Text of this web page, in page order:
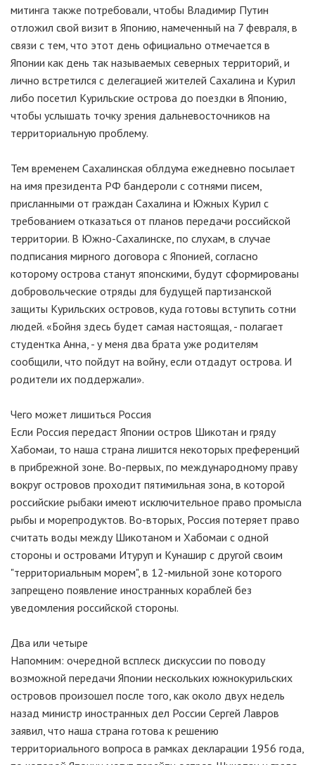
митинга также потребовали, чтобы Владимир Путин
отложил свой визит в Японию, намеченный на 7 февраля, в
связи с тем, что этот день официально отмечается в
Японии как день так называемых северных территорий, и
лично встретился с делегацией жителей Сахалина и Курил
либо посетил Курильские острова до поездки в Японию,
чтобы услышать точку зрения дальневосточников на
территориальную проблему.
Тем временем Сахалинская облдума ежедневно посылает
на имя президента РФ бандероли с сотнями писем,
присланными от граждан Сахалина и Южных Курил с
требованием отказаться от планов передачи российской
территории. В Южно-Сахалинске, по слухам, в случае
подписания мирного договора с Японией, согласно
которому острова станут японскими, будут сформированы
добровольческие отряды для будущей партизанской
защиты Курильских островов, куда готовы вступить сотни
людей. «Бойня здесь будет самая настоящая, - полагает
студентка Анна, - у меня два брата уже родителям
сообщили, что пойдут на войну, если отдадут острова. И
родители их поддержали».
Чего может лишиться Россия
Если Россия передаст Японии остров Шикотан и гряду
Хабомаи, то наша страна лишится некоторых преференций
в прибрежной зоне. Во-первых, по международному праву
вокруг островов проходит пятимильная зона, в которой
российские рыбаки имеют исключительное право промысла
рыбы и морепродуктов. Во-вторых, Россия потеряет право
считать воды между Шикотаном и Хабомаи с одной
стороны и островами Итуруп и Кунашир с другой своим
"территориальным морем", в 12-мильной зоне которого
запрещено появление иностранных кораблей без
уведомления российской стороны.
Два или четыре
Напомним: очередной всплеск дискуссии по поводу
возможной передачи Японии нескольких южнокурильских
островов произошел после того, как около двух недель
назад министр иностранных дел России Сергей Лавров
заявил, что наша страна готова к решению
территориального вопроса в рамках декларации 1956 года,